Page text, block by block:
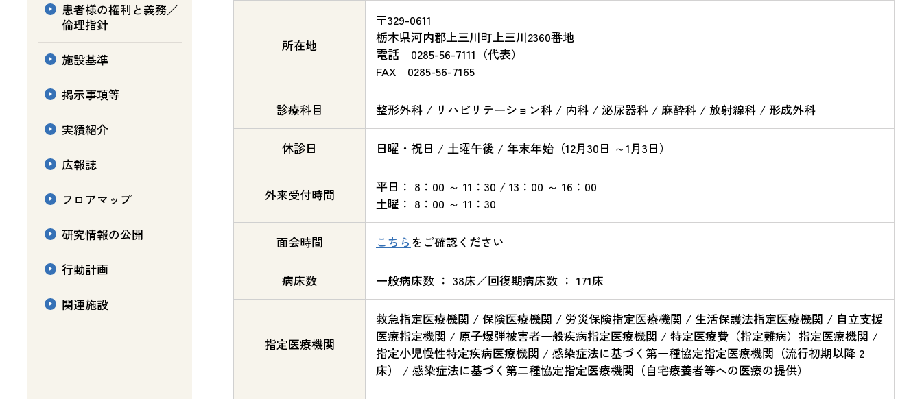
所在地
〒329-0611
栃木県河内郡上三川町上三川2360番地
電話 0285-56-7111（代表）
FAX 0285-56-7165
診療科目 整形外科 / リハビリテーション科 / 内科 / 泌尿器科 / 麻酔科 / 放射線科 / 形成外科
休診日 日曜・祝日 / 土曜午後 / 年末年始（12月30日 ～1月3日）
外来受付時間
平日： 8：00 ～ 11：30 / 13：00 ～ 16：00
土曜： 8：00 ～ 11：30
面会時間 こちら をご確認ください
病床数 一般病床数 ： 38床／回復期病床数 ： 171床
指定医療機関
救急指定医療機関 / 保険医療機関 / 労災保険指定医療機関 / 生活保護法指定医療機関 / 自立支援
医療指定機関 / 原子爆弾被害者一般疾病指定医療機関 / 特定医療費（指定難病）指定医療機関 /
指定小児慢性特定疾病医療機関 / 感染症法に基づく第一種協定指定医療機関（流行初期以降 2
床） / 感染症法に基づく第二種協定指定医療機関（自宅療養者等への医療の提供）
患者様の権利と義務／
倫理指針
施設基準
掲示事項等
実績紹介
広報誌
フロアマップ
研究情報の公開
行動計画
関連施設